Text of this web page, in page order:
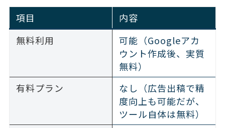
項目
内容
無料利用
可能（Googleアカ
ウント作成後、実質
無料）
有料プラン
なし（広告出稿で精
度向上も可能だが、
ツール自体は無料）